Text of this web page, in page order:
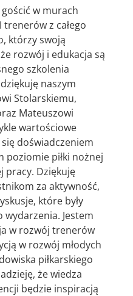
w murach
trenerów z całego
którzy swoją
rozwój i edukacja są
szkolenia
naszym
Stolarskiemu,
Mateuszowi
wartościowe
doświadczeniem
poziomie piłki nożnej
pracy. Dziękuję
za aktywność,
które były
Jestem
w rozwój trenerów
w rozwój młodych
piłkarskiego
że wiedza
będzie inspiracją